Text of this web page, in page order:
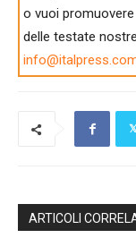
o vuoi
delle testate
ARTICOLI